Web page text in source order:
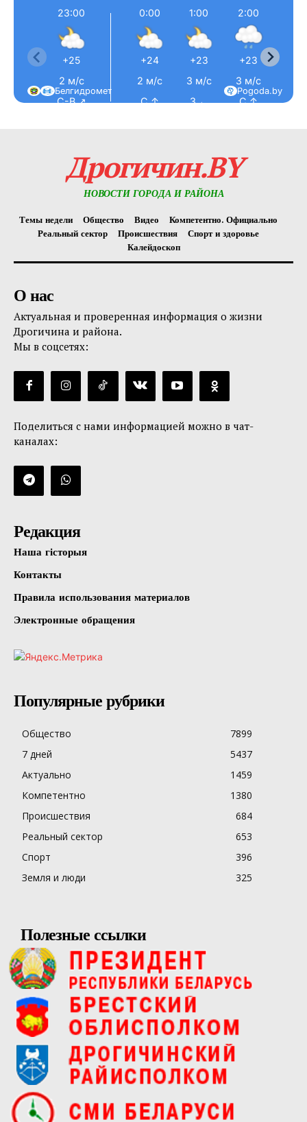
23:00
+25
2 м/с
С-В ↗
0:00
+24
2 м/с
С ↑
1:00
+23
3 м/с
З ←
2:00
+23
3 м/с
С ↑
С ↑
Pogoda.by
Белгидромет
Дрогичин.BY
НОВОСТИ ГОРОДА И РАЙОНА
Темы недели Общество Видео
Компетентно. Официально
Реальный сектор
Происшествия
Спорт и здоровье
Калейдоскоп
О нас
Актуальная и проверенная информация о жизни
Дрогичина и района.
Мы в соцсетях:
Поделиться с нами информацией можно в чат-
каналах:
Редакция
Наша гісторыя
Контакты
Правила использования материалов
Электронные обращения
Популярные рубрики
Общество
7899
7 дней
5437
Актуально
1459
Компетентно
1380
Происшествия
684
Реальный сектор
653
Спорт
396
Земля и люди
325
Полезные ссылки